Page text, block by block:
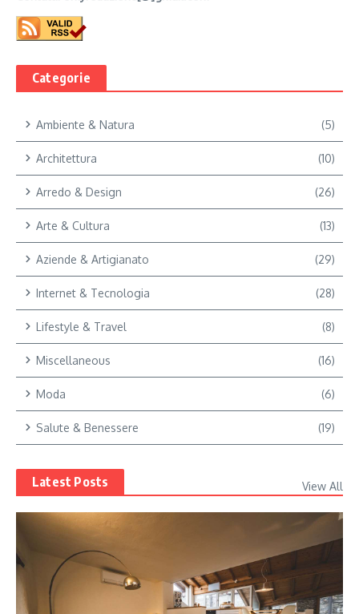
Categorie
Ambiente & Natura (5)
Architettura (10)
Arredo & Design (26)
Arte & Cultura (13)
Aziende & Artigianato (29)
Internet & Tecnologia (28)
Lifestyle & Travel (8)
Miscellaneous (16)
Moda (6)
Salute & Benessere (19)
Latest Posts View All